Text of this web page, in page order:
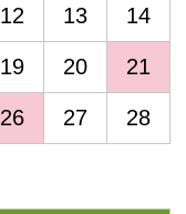
12 13 14
19 20 21
26 27 28